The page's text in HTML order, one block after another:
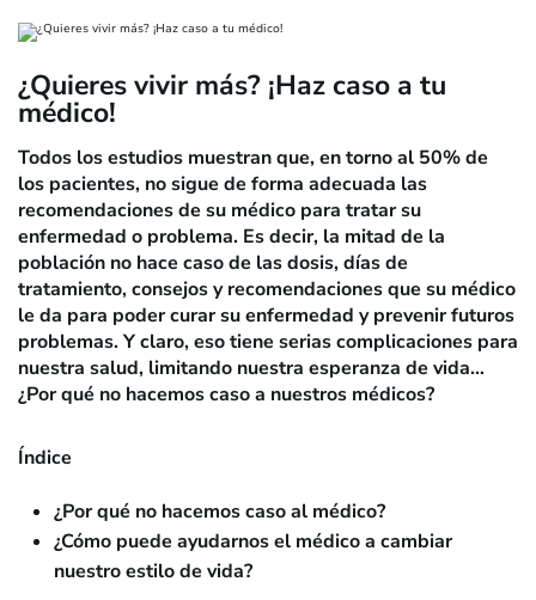
¿Quieres vivir más? ¡Haz caso a tu
médico!
Todos los estudios muestran que, en torno al 50% de
los pacientes, no sigue de forma adecuada las
recomendaciones de su médico para tratar su
enfermedad o problema. Es decir, la mitad de la
población no hace caso de las dosis, días de
tratamiento, consejos y recomendaciones que su médico
le da para poder curar su enfermedad y prevenir futuros
problemas. Y claro, eso tiene serias complicaciones para
nuestra salud, limitando nuestra esperanza de vida…
¿Por qué no hacemos caso a nuestros médicos?
Índice
¿Por qué no hacemos caso al médico?
¿Cómo puede ayudarnos el médico a cambiar
nuestro estilo de vida?